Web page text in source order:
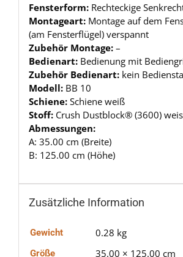
Fensterform: Rechteckige
Montageart: Montage auf dem
(am Fensterflügel) verspannt
Zubehör Montage: –
Bedienart: Bedienung mit
Zubehör Bedienart: kein
Modell: BB 10
Schiene: Schiene weiß
Stoff: Crush Dustblock® (3600)
Abmessungen:
A: 35.00 cm (Breite)
B: 125.00 cm (Höhe)
Zusätzliche Information
Gewicht 0.28 kg
Größe 35.00 × 125.00 cm